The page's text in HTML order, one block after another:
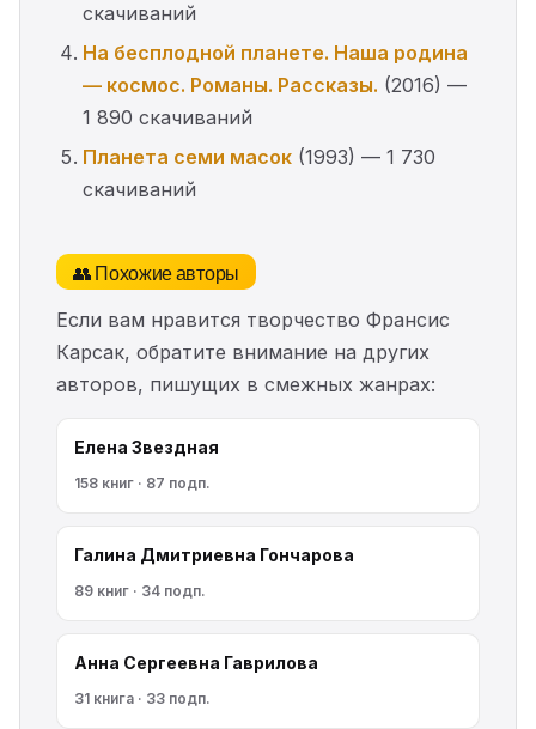
скачиваний
На бесплодной планете. Наша родина
— космос. Романы. Рассказы. (2016) —
1 890 скачиваний
Планета семи масок (1993) — 1 730
скачиваний
👥 Похожие авторы
Если вам нравится творчество Франсис
Карсак, обратите внимание на других
авторов, пишущих в смежных жанрах:
Елена Звездная
158 книг · 87 подп.
Галина Дмитриевна Гончарова
89 книг · 34 подп.
Анна Сергеевна Гаврилова
31 книга · 33 подп.